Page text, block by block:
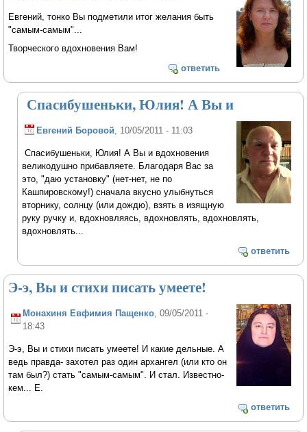
Евгений, тонко Вы подметили итог желания быть
"самым-самым"...
Творческого вдохновения Вам!
ответить
Спасибушеньки, Юлия! А Вы и
Евгений Боровой, 10/05/2011 - 11:03
Спасибушеньки, Юлия! А Вы и вдохновения
великодушно прибавляете. Благодаря Вас за
это, "даю установку" (нет-нет, не по
Кашпировскому!) сначала вкусно улыбнуться
вторнику, солнцу (или дождю), взять в изящную
руку ручку и, вдохновляясь, вдохновлять, вдохновлять,
вдохновлять...
ответить
Э-э, Вы и стихи писать умеете!
Монахиня Евфимия Пащенко , 09/05/2011 -
18:43
Э-э, Вы и стихи писать умеете! И какие дельные. А
ведь правда- захотел раз один архангел (или кто он
там был?) стать "самым-самым". И стал. Известно-
кем... Е.
ответить